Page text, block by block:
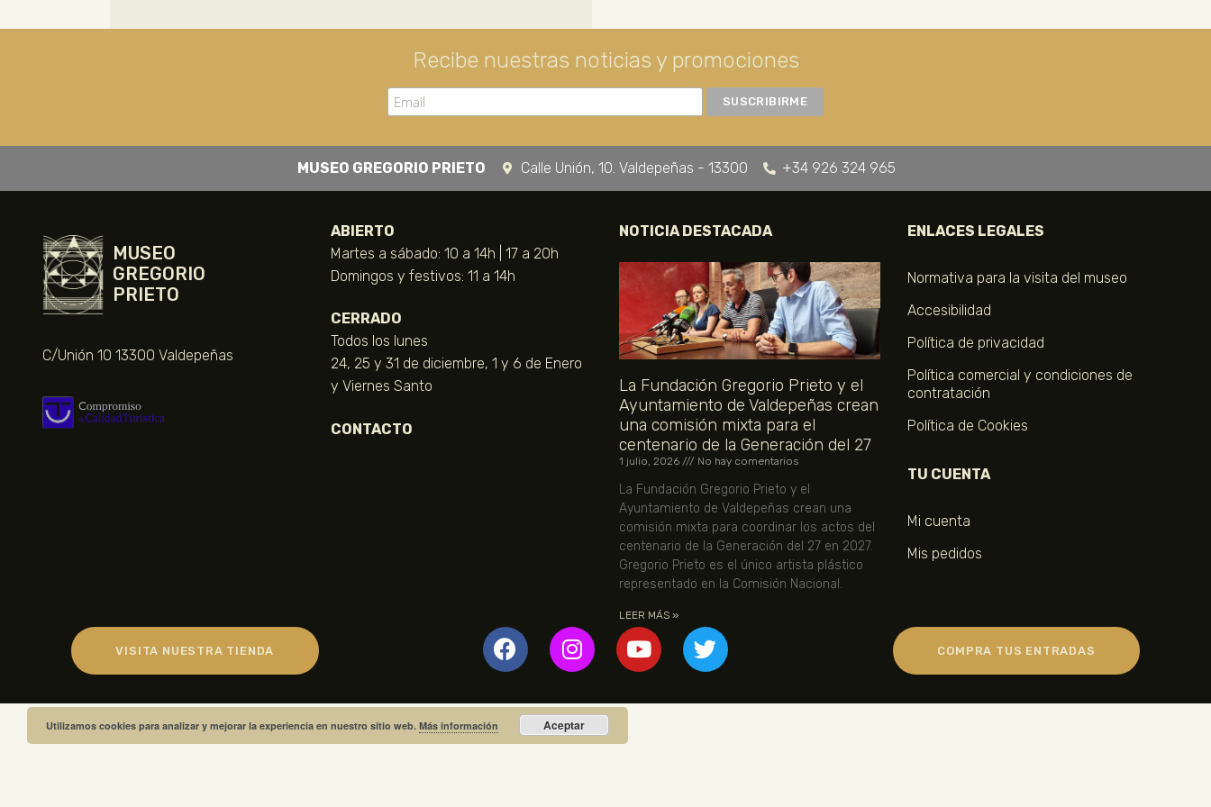
Recibe nuestras noticias y promociones
MUSEO GREGORIO PRIETO Calle Unión, 10. Valdepeñas - 13300 +34 926 324 965
MUSEO
GREGORIO
PRIETO
C/Unión 10 13300 Valdepeñas
ABIERTO
Martes a sábado: 10 a 14h | 17 a 20h
Domingos y festivos: 11 a 14h
CERRADO
Todos los lunes
24, 25 y 31 de diciembre, 1 y 6 de Enero
y Viernes Santo
CONTACTO
NOTICIA DESTACADA
La Fundación Gregorio Prieto y el
Ayuntamiento de Valdepeñas crean
una comisión mixta para el
centenario de la Generación del 27
1 julio, 2026 No hay comentarios
La Fundación Gregorio Prieto y el
Ayuntamiento de Valdepeñas crean una
comisión mixta para coordinar los actos del
centenario de la Generación del 27 en 2027.
Gregorio Prieto es el único artista plástico
representado en la Comisión Nacional.
LEER MÁS »
ENLACES LEGALES
Normativa para la visita del museo
Accesibilidad
Política de privacidad
Política comercial y condiciones de
contratación
Política de Cookies
TU CUENTA
Mi cuenta
Mis pedidos
VISITA NUESTRA TIENDA COMPRA TUS ENTRADAS
Utilizamos cookies para analizar y mejorar la experiencia en nuestro sitio web. Más información Aceptar